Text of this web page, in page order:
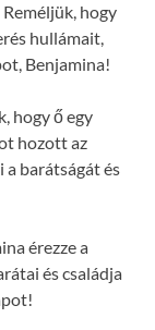
hogy
hullámait,
Benjamina!
hogy ő egy
hozott az
barátságát és
érezze a
és családja